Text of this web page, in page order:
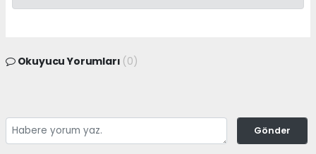
Okuyucu Yorumları (0)
Gönder